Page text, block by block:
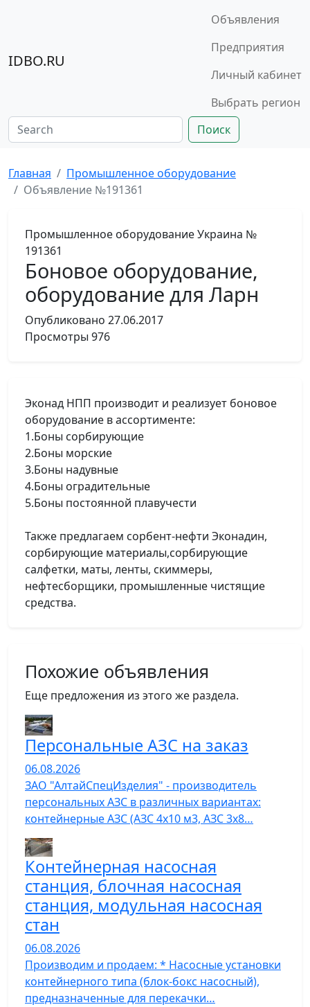
IDBO.RU
Объявления
Предприятия
Личный кабинет
Выбрать регион
Поиск
Главная
Промышленное оборудование
Объявление №191361
Промышленное оборудованиеУкраина №
191361
Боновое оборудование,
оборудование для Ларн
Опубликовано 27.06.2017
Просмотры 976
Эконад НПП производит и реализует боновое
оборудование в ассортименте:
1.Боны сорбирующие
2.Боны морские
3.Боны надувные
4.Боны оградительные
5.Боны постоянной плавучести
Также предлагаем сорбент-нефти Эконадин,
сорбирующие материалы,сорбирующие
салфетки, маты, ленты, скиммеры,
нефтесборщики, промышленные чистящие
средства.
Похожие объявления
Еще предложения из этого же раздела.
Персональные АЗС на заказ
06.08.2026
ЗАО "АлтайСпецИзделия" - производитель
персональных АЗС в различных вариантах:
контейнерные АЗС (АЗС 4х10 м3, АЗС 3х8…
Контейнерная насосная
станция, блочная насосная
станция, модульная насосная
стан
06.08.2026
Производим и продаем: * Насосные установки
контейнерного типа (блок-бокс насосный),
предназначенные для перекачки…